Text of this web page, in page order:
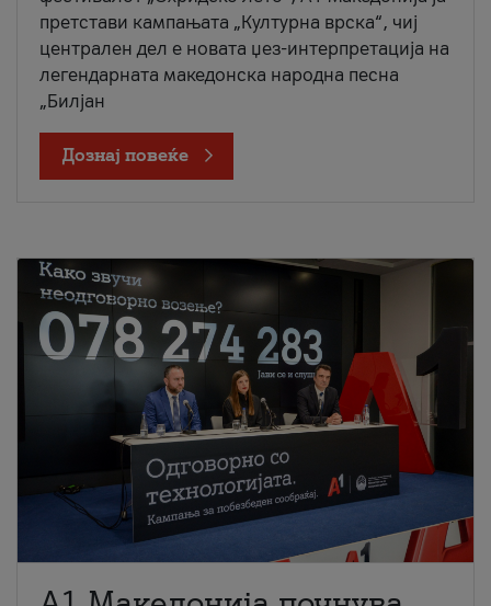
претстави кампањата „Културна врска“, чиј
централен дел е новата џез-интерпретација на
легендарната македонска народна песна
„Билјан
Дознај повеќе